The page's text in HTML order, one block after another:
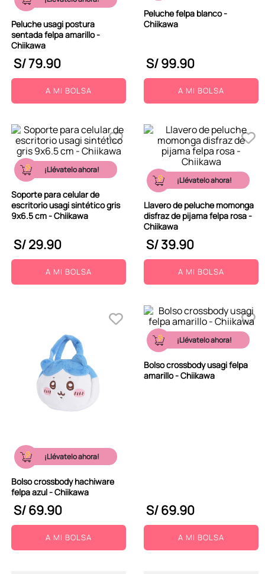
Peluche usagi postura
sentada felpa amarillo -
Chiikawa
S/79.90
A MI BOLSA
Peluche felpa blanco -
Chiikawa
S/99.90
A MI BOLSA
¡Llévatelo ahora!
Soporte para celular de
escritorio usagi sintético gris
9x6.5 cm - Chiikawa
S/29.90
A MI BOLSA
¡Llévatelo ahora!
Llavero de peluche momonga
disfraz de pijama felpa rosa -
Chiikawa
S/39.90
A MI BOLSA
¡Llévatelo ahora!
Bolso crossbody hachiware
felpa azul - Chiikawa
S/69.90
A MI BOLSA
¡Llévatelo ahora!
Bolso crossbody usagi felpa
amarillo - Chiikawa
S/69.90
A MI BOLSA